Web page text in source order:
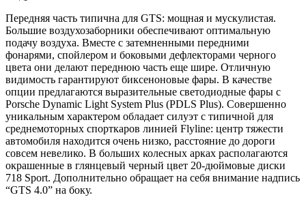
Передняя часть типична для GTS: мощная и мускулистая.
Большие воздухозаборники обеспечивают оптимальную
подачу воздуха. Вместе с затемненными передними
фонарями, спойлером и боковыми дефлекторами черного
цвета они делают переднюю часть еще шире. Отличную
видимость гарантируют биксеноновые фары. В качестве
опции предлагаются выразительные светодиодные фары с
Porsche Dynamic Light System Plus (PDLS Plus). Совершенно
уникальным характером обладает силуэт с типичной для
среднемоторных спорткаров линией Flyline: центр тяжести
автомобиля находится очень низко, расстояние до дороги
совсем невелико. В больших колесных арках располагаются
окрашенные в глянцевый черный цвет 20-дюймовые диски
718 Sport. Дополнительно обращает на себя внимание надпись
“GTS 4.0” на боку.